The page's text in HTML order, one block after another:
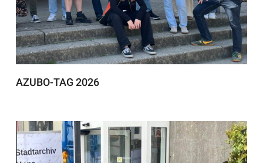
AZUBO-TAG 2026